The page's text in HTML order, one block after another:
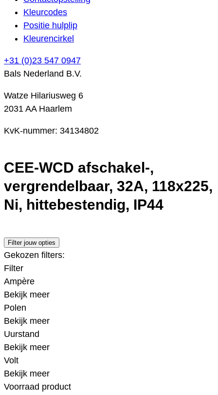
Kleurcodes
Positie hulplip
Kleurencirkel
+31 (0)23 547 0947
Bals Nederland B.V.
Watze Hilariusweg 6
2031 AA Haarlem
KvK-nummer: 34134802
CEE-WCD afschakel-,
vergrendelbaar, 32A, 118x225,
Ni, hittebestendig, IP44
Filter jouw opties
Gekozen filters:
Filter
Ampère
Bekijk meer
Polen
Bekijk meer
Uurstand
Bekijk meer
Volt
Bekijk meer
Voorraad product